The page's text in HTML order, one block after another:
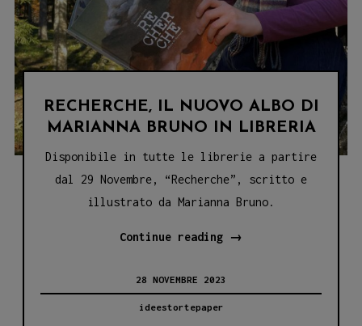
RECHERCHE, IL NUOVO ALBO DI
MARIANNA BRUNO IN LIBRERIA
Disponibile in tutte le librerie a partire
dal 29 Novembre, “Recherche”, scritto e
illustrato da Marianna Bruno.
Continue reading RECHERCHE,
→
28 NOVEMBRE 2023
ideestortepaper